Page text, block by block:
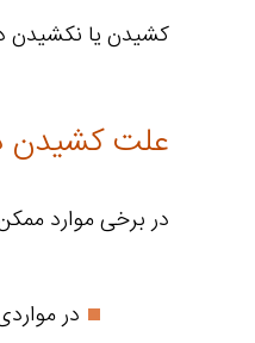
کشیدن یا نکشیدن
علت کشیدن
در برخی موارد
در